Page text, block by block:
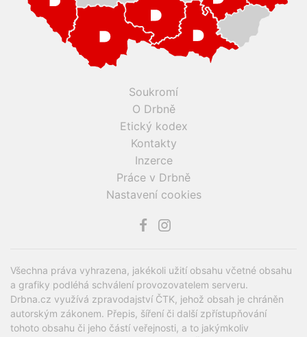
Soukromí
O Drbně
Etický kodex
Kontakty
Inzerce
Práce v Drbně
Nastavení cookies
Všechna práva vyhrazena, jakékoli užití obsahu včetné obsahu
a grafiky podléhá schválení provozovatelem serveru.
Drbna.cz využívá zpravodajství ČTK, jehož obsah je chráněn
autorským zákonem. Přepis, šíření či další zpřístupňování
tohoto obsahu či jeho částí veřejnosti, a to jakýmkoliv